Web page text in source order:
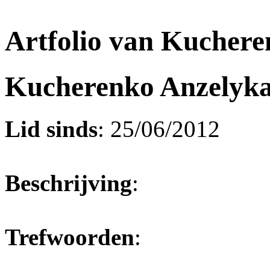
Artfolio van
Kucherenko
Lid sinds: 25/06/2012
Beschrijving:
Trefwoorden: